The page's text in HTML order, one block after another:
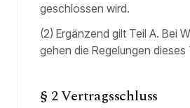
geschlossen wird.
(2) Ergänzend gilt Teil A. Bei
gehen die Regelungen dieses
§ 2 Vertragsschluss